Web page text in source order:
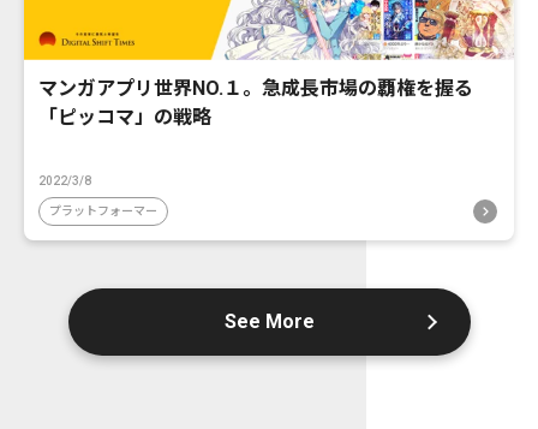
マンガアプリ世界NO.１。急成長市場の覇権を握る
「ピッコマ」の戦略
2022/3/8
プラットフォーマー
See More